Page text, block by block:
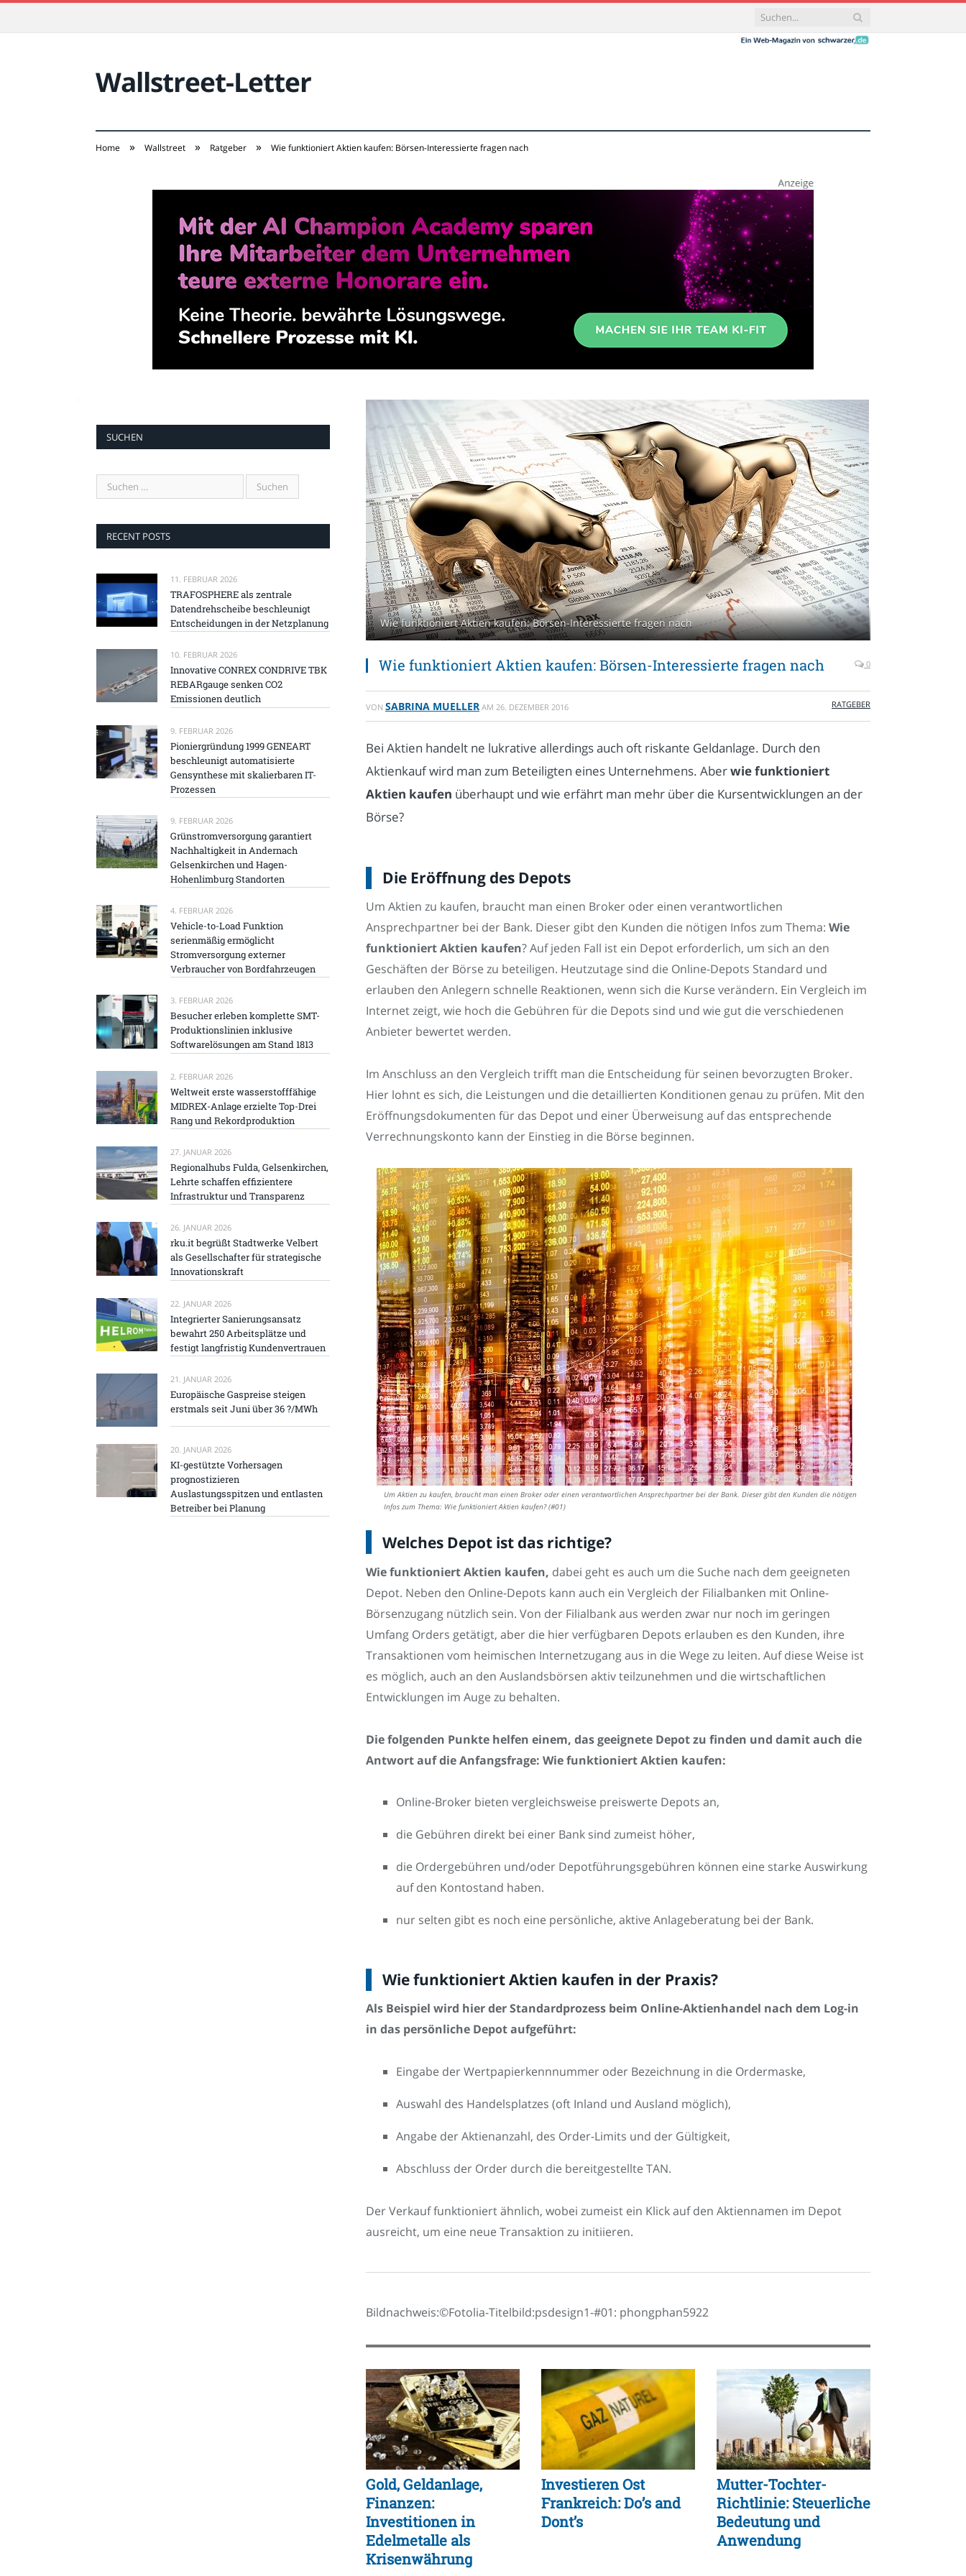
Wallstreet-Letter
Home » Wallstreet » Ratgeber » Wie funktioniert Aktien kaufen: Börsen-Interessierte fragen nach
Wie funktioniert Aktien kaufen: Börsen-Interessierte fragen nach
Wie funktioniert Aktien kaufen: Börsen-Interessierte fragen nach 0
VON SABRINA MUELLER AM 26. DEZEMBER 2016 RATGEBER
Bei Aktien handelt ne lukrative allerdings auch oft riskante Geldanlage. Durch den
Aktienkauf wird man zum Beteiligten eines Unternehmens. Aberwie funktioniert
Aktien kaufen überhaupt und wie erfährt man mehr über die Kursentwicklungen an der
Börse?
Die Eröffnung des Depots
Um Aktien zu kaufen, braucht man einen Broker oder einen verantwortlichen
Ansprechpartner bei der Bank. Dieser gibt den Kunden die nötigen Infos zum Thema: Wie
funktioniert Aktien kaufen? Auf jeden Fall ist ein Depot erforderlich, um sich an den
Geschäften der Börse zu beteiligen. Heutzutage sind die Online-Depots Standard und
erlauben den Anlegern schnelle Reaktionen, wenn sich die Kurse verändern. Ein Vergleich im
Internet zeigt, wie hoch die Gebühren für die Depots sind und wie gut die verschiedenen
Anbieter bewertet werden.
Im Anschluss an den Vergleich trifft man die Entscheidung für seinen bevorzugten Broker.
Hier lohnt es sich, die Leistungen und die detaillierten Konditionen genau zu prüfen. Mit den
Eröffnungsdokumenten für das Depot und einer Überweisung auf das entsprechende
Verrechnungskonto kann der Einstieg in die Börse beginnen.
Um Aktien zu kaufen, braucht man einen Broker oder einen verantwortlichen Ansprechpartner bei der Bank. Dieser gibt den Kunden die nötigen
Infos zum Thema: Wie funktioniert Aktien kaufen? (#01)
Welches Depot ist das richtige?
Wie funktioniert Aktien kaufen, dabei geht es auch um die Suche nach dem geeigneten
Depot. Neben den Online-Depots kann auch ein Vergleich der Filialbanken mit Online-
Börsenzugang nützlich sein. Von der Filialbank aus werden zwar nur noch im geringen
Umfang Orders getätigt, aber die hier verfügbaren Depots erlauben es den Kunden, ihre
Transaktionen vom heimischen Internetzugang aus in die Wege zu leiten. Auf diese Weise ist
es möglich, auch an den Auslandsbörsen aktiv teilzunehmen und die wirtschaftlichen
Entwicklungen im Auge zu behalten.
Die folgenden Punkte helfen einem, das geeignete Depot zu finden und damit auch die
Antwort auf die Anfangsfrage: Wie funktioniert Aktien kaufen:
Online-Broker bieten vergleichsweise preiswerte Depots an,
die Gebühren direkt bei einer Bank sind zumeist höher,
die Ordergebühren und/oder Depotführungsgebühren können eine starke Auswirkung
auf den Kontostand haben.
nur selten gibt es noch eine persönliche, aktive Anlageberatung bei der Bank.
Wie funktioniert Aktien kaufen in der Praxis?
Als Beispiel wird hier der Standardprozess beim Online-Aktienhandel nach dem Log-in
in das persönliche Depot aufgeführt:
Eingabe der Wertpapierkennnummer oder Bezeichnung in die Ordermaske,
Auswahl des Handelsplatzes (oft Inland und Ausland möglich),
Angabe der Aktienanzahl, des Order-Limits und der Gültigkeit,
Abschluss der Order durch die bereitgestellte TAN.
Der Verkauf funktioniert ähnlich, wobei zumeist ein Klick auf den Aktiennamen im Depot
ausreicht, um eine neue Transaktion zu initiieren.
Bildnachweis:©Fotolia-Titelbild:psdesign1-#01: phongphan5922
Gold, Geldanlage,
Finanzen:
Investitionen in
Edelmetalle als
Krisenwährung
Investieren Ost
Frankreich: Do’s and
Dont’s
Mutter-Tochter-
Richtlinie: Steuerliche
Bedeutung und
Anwendung
SUCHEN
RECENT POSTS
11. FEBRUAR 2026
TRAFOSPHERE als zentrale
Datendrehscheibe beschleunigt
Entscheidungen in der Netzplanung
10. FEBRUAR 2026
Innovative CONREX CONDRIVE TBK
REBARgauge senken CO2
Emissionen deutlich
9. FEBRUAR 2026
Pioniergründung 1999 GENEART
beschleunigt automatisierte
Gensynthese mit skalierbaren IT-
Prozessen
9. FEBRUAR 2026
Grünstromversorgung garantiert
Nachhaltigkeit in Andernach
Gelsenkirchen und Hagen-
Hohenlimburg Standorten
4. FEBRUAR 2026
Vehicle-to-Load Funktion
serienmäßig ermöglicht
Stromversorgung externer
Verbraucher von Bordfahrzeugen
3. FEBRUAR 2026
Besucher erleben komplette SMT-
Produktionslinien inklusive
Softwarelösungen am Stand 1813
2. FEBRUAR 2026
Weltweit erste wasserstofffähige
MIDREX-Anlage erzielte Top-Drei
Rang und Rekordproduktion
27. JANUAR 2026
Regionalhubs Fulda, Gelsenkirchen,
Lehrte schaffen effizientere
Infrastruktur und Transparenz
26. JANUAR 2026
rku.it begrüßt Stadtwerke Velbert
als Gesellschafter für strategische
Innovationskraft
22. JANUAR 2026
Integrierter Sanierungsansatz
bewahrt 250 Arbeitsplätze und
festigt langfristig Kundenvertrauen
21. JANUAR 2026
Europäische Gaspreise steigen
erstmals seit Juni über 36 ?/MWh
20. JANUAR 2026
KI-gestützte Vorhersagen
prognostizieren
Auslastungsspitzen und entlasten
Betreiber bei Planung